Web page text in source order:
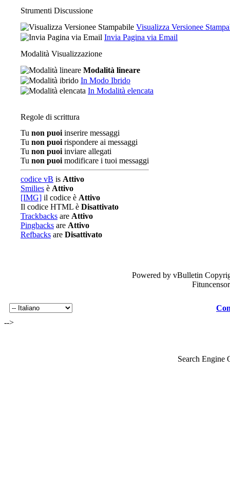
Strumenti Discussione
Visualizza Versionee
Invia Pagina via Email
Modalità Visualizzazione
Modalità lineare
In Modo Ibrido
In Modalità elencata
Regole di scrittura
Tu non puoi inserire messaggi
Tu non puoi rispondere ai messaggi
Tu non puoi inviare allegati
Tu non puoi modificare i tuoi messaggi
codice vB is Attivo
Smilies è Attivo
[IMG] il codice è Attivo
Il codice HTML è Disattivato
Trackbacks are Attivo
Pingbacks are Attivo
Refbacks are Disattivato
Powered by vBulletin
-->
Search Engine